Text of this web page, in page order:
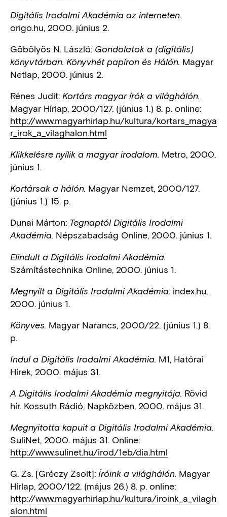
Digitális Irodalmi Akadémia az interneten.
origo.hu, 2000. június 2.
Göbölyös N. László: Gondolatok a (digitális)
könyvtárban. Könyvhét papíron és Hálón. Magyar
Netlap, 2000. június 2.
Rénes Judit: Kortárs magyar írók a világhálón.
Magyar Hírlap, 2000/127. (június 1.) 8. p. online:
http://www.magyarhirlap.hu/kultura/kortars_magya
r_irok_a_vilaghalon.html
Klikkelésre nyílik a magyar irodalom. Metro, 2000.
június 1.
Kortársak a hálón. Magyar Nemzet, 2000/127.
(június 1.) 15. p.
Dunai Márton: Tegnaptól Digitális Irodalmi
Akadémia. Népszabadság Online, 2000. június 1.
Elindult a Digitális Irodalmi Akadémia.
Számítástechnika Online, 2000. június 1.
Megnyílt a Digitális Irodalmi Akadémia. index.hu,
2000. június 1.
Könyves. Magyar Narancs, 2000/22. (június 1.) 8.
p.
Indul a Digitális Irodalmi Akadémia. M1, Hatórai
Hírek, 2000. május 31.
A Digitális Irodalmi Akadémia megnyitója. Rövid
hír. Kossuth Rádió, Napközben, 2000. május 31.
Megnyitotta kapuit a Digitális Irodalmi Akadémia.
SuliNet, 2000. május 31. Online:
http://www.sulinet.hu/irod/1eb/dia.html
G. Zs. [Gréczy Zsolt]: Íróink a világhálón. Magyar
Hírlap, 2000/122. (május 26.) 8. p. online:
http://www.magyarhirlap.hu/kultura/iroink_a_vilagh
alon.html